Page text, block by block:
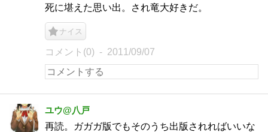
死に堪えた思い出。され竜大好きだ。
ナイス
コメント(0) 2011/09/07
ユウ@八戸
再読。ガガガ版でもそのうち出版されればいいな